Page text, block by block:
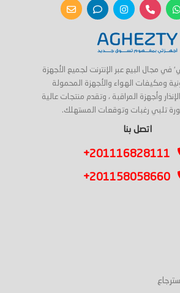
مجال البيع عبر الإنترنت لجميع الأجهزة
ومكيفات الهواء والأجهزة المحمولة
وأجهزة المراقبة ، وتقدم منتجات عالية
تلبي رغبات وتوقعات المستهلك.
اتصل بنا
+201116828111
+201158058660